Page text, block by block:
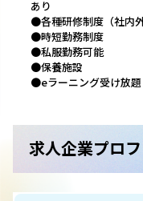
あり
●各種研修制度（社内外
●時短勤務制度
●私服勤務可能
●保養施設
●eラーニング受け放題
求人企業プロ